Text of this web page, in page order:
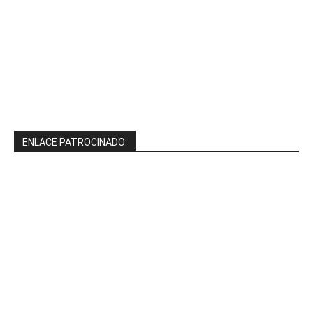
ENLACE PATROCINADO: